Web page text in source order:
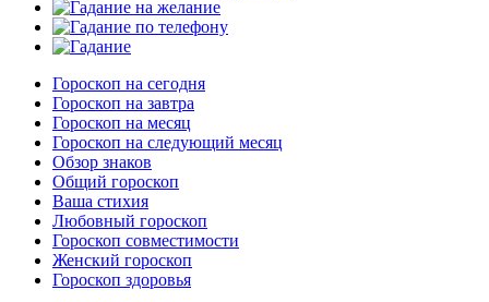
Гороскоп на сегодня
Гороскоп на завтра
Гороскоп на месяц
Гороскоп на следующий месяц
Обзор знаков
Общий гороскоп
Ваша стихия
Любовный гороскоп
Гороскоп совместимости
Женский гороскоп
Гороскоп здоровья